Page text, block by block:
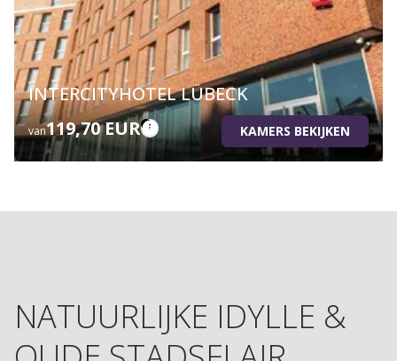
INTERCITYHOTEL LÜBECK
van119,70 EUR KAMERS BEKIJKEN
NATUURLIJKE IDYLLE &